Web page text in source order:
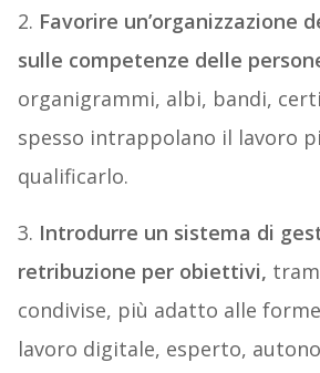
2. Favorire un’organizzazione
sulle competenze delle
organigrammi, albi, bandi,
spesso intrappolano il lavoro
qualificarlo.
3. Introdurre un sistema di
retribuzione per obiettivi,
condivise, più adatto alle
lavoro digitale, esperto,